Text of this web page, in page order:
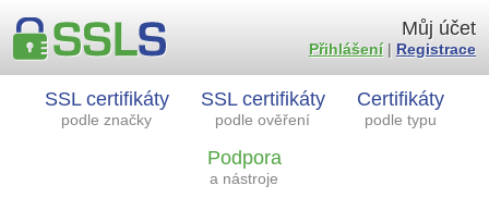
SSL certifikáty
podle značky
SSL certifikáty
podle ověření
Certifikáty
podle typu
Podpora
a nástroje
Můj účet
Přihlášení| Registrace